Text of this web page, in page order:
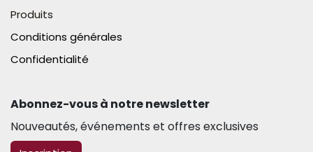
Produits
Conditions générales
Confidentialité
Abonnez-vous à notre newsletter​
Nouveautés, événements et offres exclusives